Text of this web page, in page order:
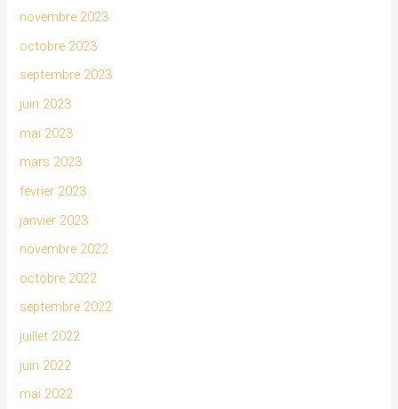
novembre 2023
octobre 2023
septembre 2023
juin 2023
mai 2023
mars 2023
février 2023
janvier 2023
novembre 2022
octobre 2022
septembre 2022
juillet 2022
juin 2022
mai 2022